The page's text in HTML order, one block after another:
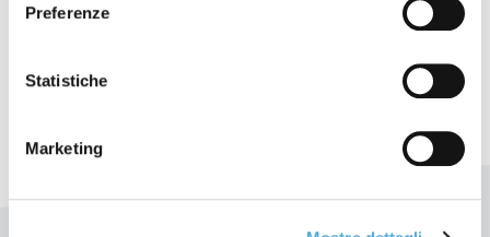
Preferenze
Statistiche
Marketing
dipendenti diretti MQ di magazzini
Qualità garantita e certificata